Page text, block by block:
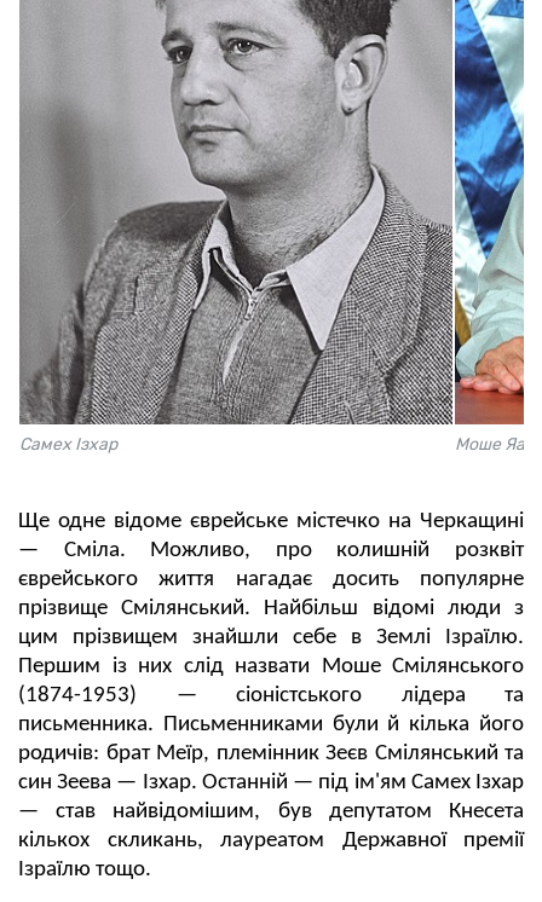
Самех Ізхар Моше
Ще одне відоме єврейське містечко на Черкащині
— Сміла. Можливо, про колишній розквіт
єврейського життя нагадає досить популярне
прізвище Смілянський. Найбільш відомі люди з
цим прізвищем знайшли себе в Землі Ізраїлю.
Першим із них слід назвати Моше Смілянського
(1874-1953) — сіоністського лідера та
письменника. Письменниками були й кілька його
родичів: брат Меїр, племінник Зеєв Смілянський та
син Зеева — Ізхар. Останній — під ім'ям Самех Ізхар
— став найвідомішим, був депутатом Кнесета
кількох скликань, лауреатом Державної премії
Ізраїлю тощо.